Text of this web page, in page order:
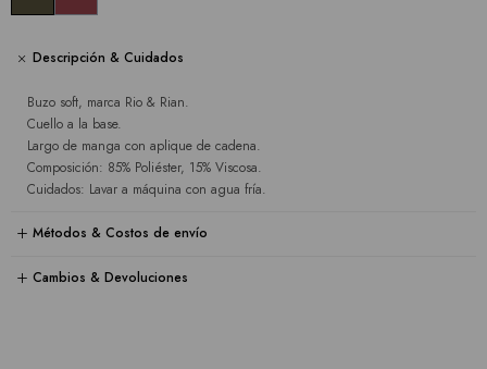
Descripción & Cuidados
Buzo soft, marca Rio & Rian.
Cuello a la base.
Largo de manga con aplique de cadena.
Composición: 85% Poliéster, 15% Viscosa.
Cuidados: Lavar a máquina con agua fría.
Métodos & Costos de envío
Cambios & Devoluciones